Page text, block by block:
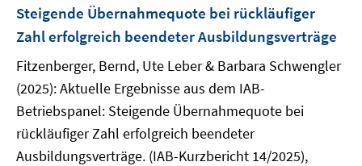
Steigende Übernahmequote bei rückläufiger
Zahl erfolgreich beendeter Ausbildungsverträge
Fitzenberger, Bernd, Ute Leber & Barbara Schwengler
(2025): Aktuelle Ergebnisse aus dem IAB-
Betriebspanel: Steigende Übernahmequote bei
rückläufiger Zahl erfolgreich beendeter
Ausbildungsverträge. (IAB-Kurzbericht 14/2025),